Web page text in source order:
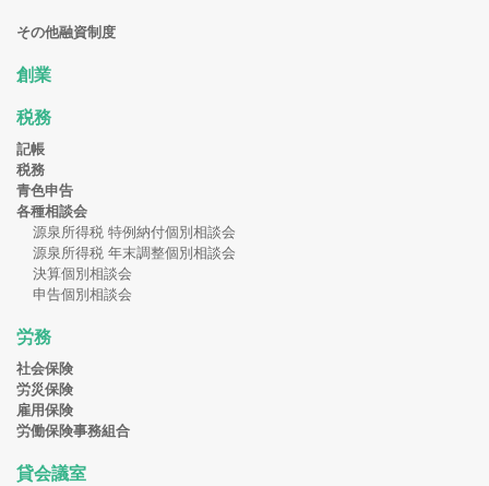
その他融資制度
創業
税務
記帳
税務
青色申告
各種相談会
源泉所得税 特例納付個別相談会
源泉所得税 年末調整個別相談会
決算個別相談会
申告個別相談会
労務
社会保険
労災保険
雇用保険
労働保険事務組合
貸会議室